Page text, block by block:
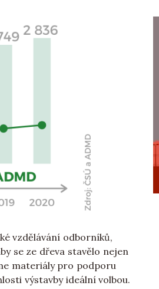
vzdělávání odborníků,
se ze dřeva stavělo nejen
materiály pro podporu
výstavby ideální volbou.